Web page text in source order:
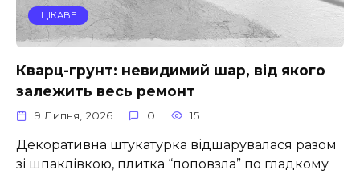
ЦІКАВЕ
Кварц-грунт: невидимий шар, від якого
залежить весь ремонт
9 Липня, 2026 0 15
Декоративна штукатурка відшарувалася разом
зі шпаклівкою, плитка “поповзла” по гладкому